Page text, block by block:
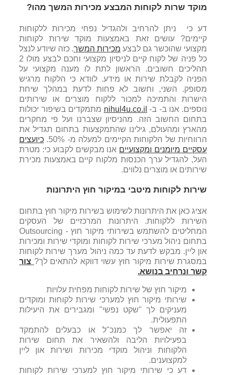
מוקד שרות לקוחות המבצע מכירות המשך מהו?
דע כי ניתן להרחיב ולהגדיל נפחי מכירות ללקוחות
קיימים? עושים זאת באמצעות מוקד שירות לקוחות
מקצועי שהוכשר גם לבצע מכירות המשך. כזה שיודע לנצל
כל פניה של לקוח קיים לניסיון מקצועי וחכם לבצע מולו 2
תהליכים חשובים. הראשון לתת לו מענה מקצועי על
הפניה לקבלת שירות או מידע. לוודא כי הלקוח מרגיש
מסופק. השני, וחשוב לא פחות לדעת במהלך שיחת
הישרות והתמיכה למכור ללקוח מוצרים או שירותים
נוספים. אנו ב- ב- nihul4u.co.il מתמקדים בשיפור יכולות
בתחום החשוב הזה. מהניסיון שצברנו ועל פי מחקרים
מהארץ ומהעולם, גילינו שהתמקצעות בתחום תגדיל את
הרווחיות של הלקוחות הקיימים למעלה מ- 50%.
כיועצים
עסקיים מיומנים ומקצועיים אנו מבקשים לקבוע כי: מטרת
העל, להגדיל ערך הכנסות מלקוח קיים באמצעות מכירת
שירותים או מוצרים נלווים.
שירות לקוחות מיטבי במיקור חוץ היתרונות
אציג כאן את היתרונות לשימוש בשירות מיקור חוץ בתחום
השירות ללקוחות. היתרונות המרכזיים של העסקים
המחליטים להשתמש בשירותי מיקור חוץ - Outsourcing
בתחום ניהול מערכי שירות לקוחות ומוקדי שירות ומכירות
און ליין. מבקש לדעת עד כמה ניהול מערך שירות לקוחות
במסגרת שירות מיקור חוץ עשוי דווקא להתאים לך? צור
קשר ונרחיב בנושא.
מיקור חוץ של שירות לקוחות מפחית עלויות
שירותי מיקור חוץ למערכי שירות לקוחות ומוקדים
מעניקים לך "שקט נפשי" ומגבירים את היעילות
התפעולית.
זה יאפשר לך כמנכ"ל או כבעלים להתמקד
בפעילויות הליבה ולהשאיר את תחום שירות
הלקוחות וניהול מוקדי מכירות ושירות און ליין
למקצוענים.
דע כי שירותי מיקור חוץ למערכי שירות לקוחות